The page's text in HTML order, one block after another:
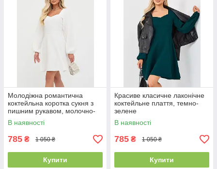
Молодіжна романтична
коктейльна коротка сукня з
пишним рукавом, молочно-
біла
В наявності
785 ₴ 1 050 ₴
Купити
Красиве класичне лаконічне
коктейльне плаття, темно-
зелене
В наявності
785 ₴ 1 050 ₴
Купити